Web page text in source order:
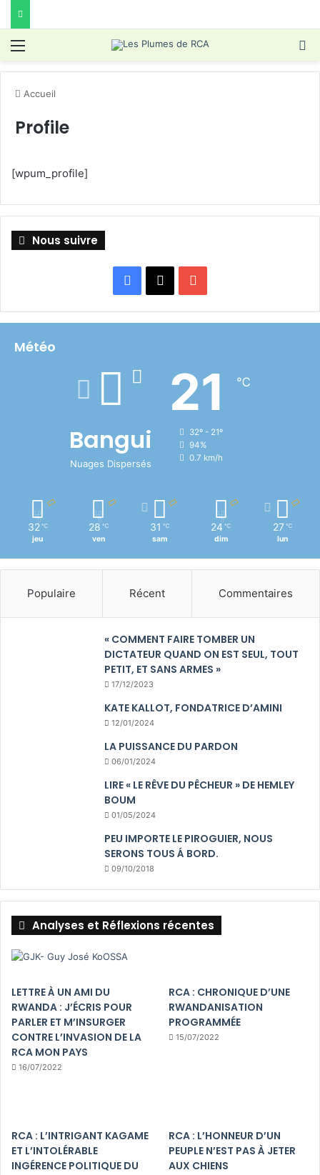
Menu
Accueil
Profile
[wpum_profile]
Nous suivre
Facebook
X
Météo
Bangui
Nuages Dispersés
21 ℃
32º - 21º
94%
0.7 km/h
32 ℃
jeu
28 ℃
ven
31 ℃
sam
24 ℃
dim
27 ℃
lun
Populaire Récent Commentaires
« COMMENT FAIRE TOMBER UN
DICTATEUR QUAND ON EST SEUL, TOUT
PETIT, ET SANS ARMES »
17/12/2023
KATE KALLOT, FONDATRICE D’AMINI
12/01/2024
LA PUISSANCE DU PARDON
06/01/2024
LIRE « LE RÊVE DU PÊCHEUR » DE HEMLEY
BOUM
01/05/2024
PEU IMPORTE LE PIROGUIER, NOUS
SERONS TOUS Á BORD.
09/10/2018
Analyses et Réflexions récentes
LETTRE À UN AMI DU
RWANDA : J’ÉCRIS POUR
PARLER ET M’INSURGER
CONTRE L’INVASION DE LA
RCA MON PAYS
16/07/2022
RCA : CHRONIQUE D’UNE
RWANDANISATION
PROGRAMMÉE
15/07/2022
RCA : L’INTRIGANT KAGAME
ET L’INTOLÉRABLE
INGÉRENCE POLITIQUE DU
RCA : L’HONNEUR D’UN
PEUPLE N’EST PAS À JETER
AUX CHIENS